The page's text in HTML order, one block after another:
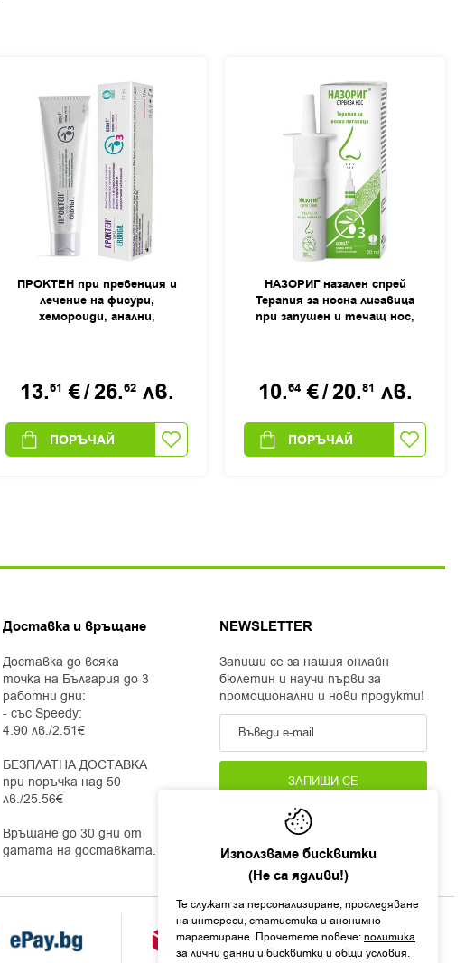
Използваме бисквитки
(Не са ядливи!)
Те служат за персонализиране, проследяване
на интереси, статистика и анонимно
таргетиране. Прочетете повече:политика
за лични данни и бисквитки и общи условия.
ПРОКТЕН при превенция и
лечение на фисури,
хемороиди, анални,
13.61 €/26.62 лв.
ПОРЪЧАЙ
НАЗОРИГ назален спрей
Терапия за носна лигавица
при запушен и течащ нос,
10.64 €/20.81 лв.
ПОРЪЧАЙ
Доставка и връщане
Доставка до всяка
точка на България до 3
работни дни:
- със Speedy:
4.90 лв./2.51€
БЕЗПЛАТНА ДОСТАВКА
при поръчка над 50
лв./25.56€
Връщане до 30 дни от
датата на доставката.
NEWSLETTER
Запиши се за нашия онлайн
бюлетин и научи първи за
промоционални и нови продукти!
ЗАПИШИ СЕ